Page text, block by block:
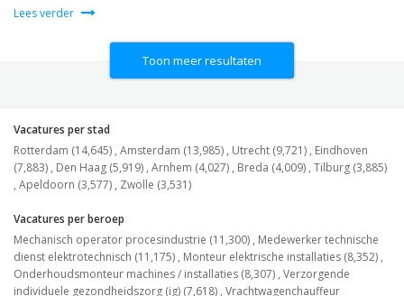
Lees verder
Toon meer resultaten
Vacatures per stad
Rotterdam (14,645) , Amsterdam (13,985) , Utrecht (9,721) , Eindhoven
(7,883) , Den Haag (5,919) , Arnhem (4,027) , Breda (4,009) , Tilburg (3,885)
, Apeldoorn (3,577) , Zwolle (3,531)
Vacatures per beroep
Mechanisch operator procesindustrie (11,300) , Medewerker technische
dienst elektrotechnisch (11,175) , Monteur elektrische installaties (8,352) ,
Onderhoudsmonteur machines / installaties (8,307) , Verzorgende
individuele gezondheidszorg (ig) (7,618) , Vrachtwagenchauffeur